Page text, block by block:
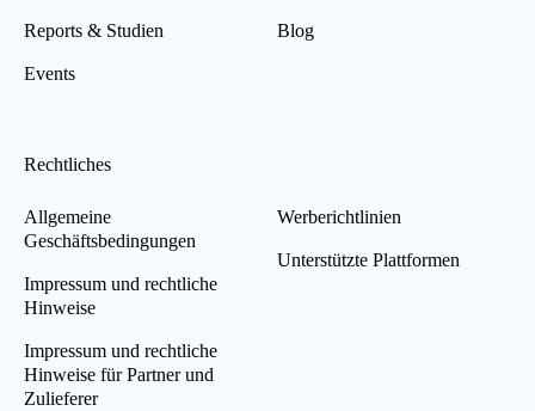
Reports & Studien
Events
Blog
Rechtliches
Allgemeine
Geschäftsbedingungen
Impressum und rechtliche
Hinweise
Impressum und rechtliche
Hinweise für Partner und
Zulieferer
Werberichtlinien
Unterstützte Plattformen